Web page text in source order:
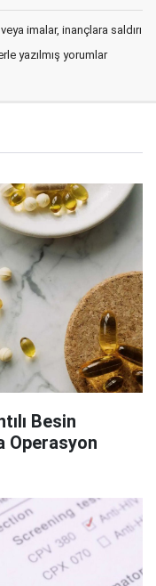
imalar, inançlara saldırı
yazılmış yorumlar
Besin
Operasyon